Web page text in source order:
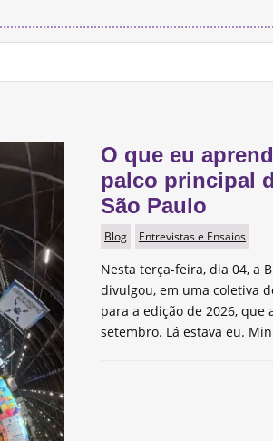
O que eu
palco principal
São Paulo
Blog Entrevistas e Ensaios
Nesta terça-feira, dia 04, a
divulgou, em uma coletiva
para a edição de 2026, que
setembro. Lá estava eu.